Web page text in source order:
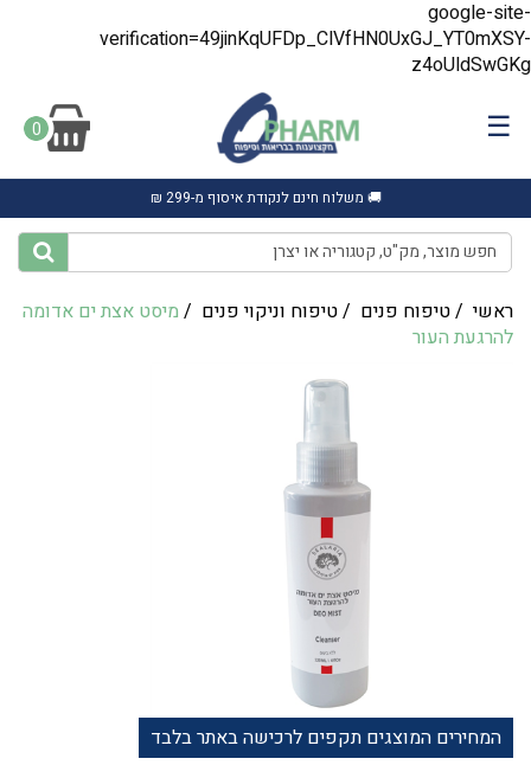
google-site-
verification=49jinKqUFDp_ClVfHN0UxGJ_YT0mXSY-
z4oUldSwGKg
☰
0
🚚 משלוח חינם לנקודת איסוף מ-299 ₪
ראשי /טיפוח פנים /טיפוח וניקוי פנים / ‎מיסט אצת ים אדומה
להרגעת העור
המחירים המוצגים תקפים לרכישה באתר בלבד